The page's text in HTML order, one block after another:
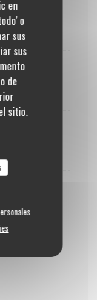
en
o
sus
sus
de
sitio.
et ses 5